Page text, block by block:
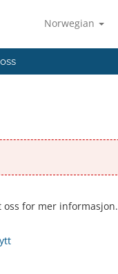
Norwegian
for mer informasjon.